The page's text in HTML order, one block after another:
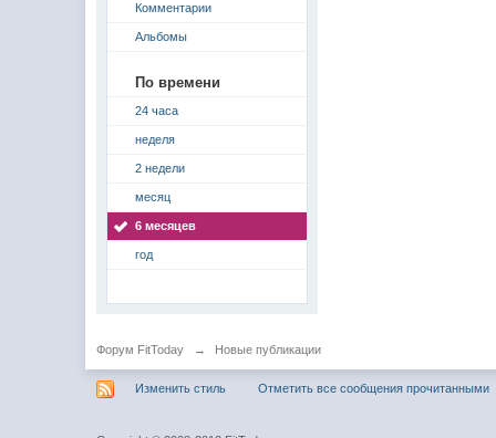
Комментарии
Альбомы
По времени
24 часа
неделя
2 недели
месяц
6 месяцев
год
Форум FitToday → Новые публикации
Изменить стиль Отметить все сообщения прочитанными